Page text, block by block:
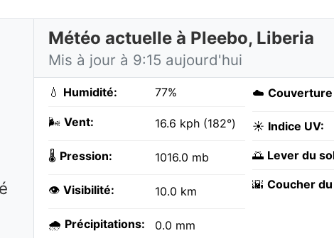
Météo actuelle à Pleebo, Liberia
Mis à jour à 9:15 aujourd'hui
💧 Humidité: 77%
🌬️ Vent: 16.6 kph (182°)
🌡️ Pression: 1016.0 mb
👁️ Visibilité: 10.0 km
🌧️ Précipitations: 0.0 mm
☁️
☀️ Indice UV:
🌅 Lever du
🌇 Coucher